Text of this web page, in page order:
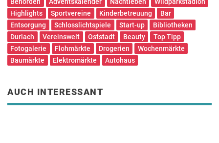
Behörden
Adventskalender Nachtleben
Wildparkstadion
Highlights
Sportvereine Kinderbetreuung
Bar
Entsorgung
Schlosslichtspiele Start-up
Bibliotheken
Durlach
Vereinswelt Oststadt Beauty
Top Tipp
Fotogalerie
Flohmärkte Drogerien
Wochenmärkte
Baumärkte
Elektromärkte Autohaus
AUCH INTERESSANT